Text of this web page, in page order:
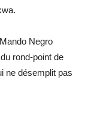
Negro
rond-point de
ne désemplit pas